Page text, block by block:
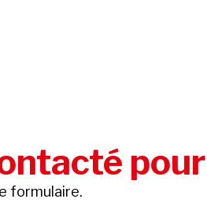
formulaire.